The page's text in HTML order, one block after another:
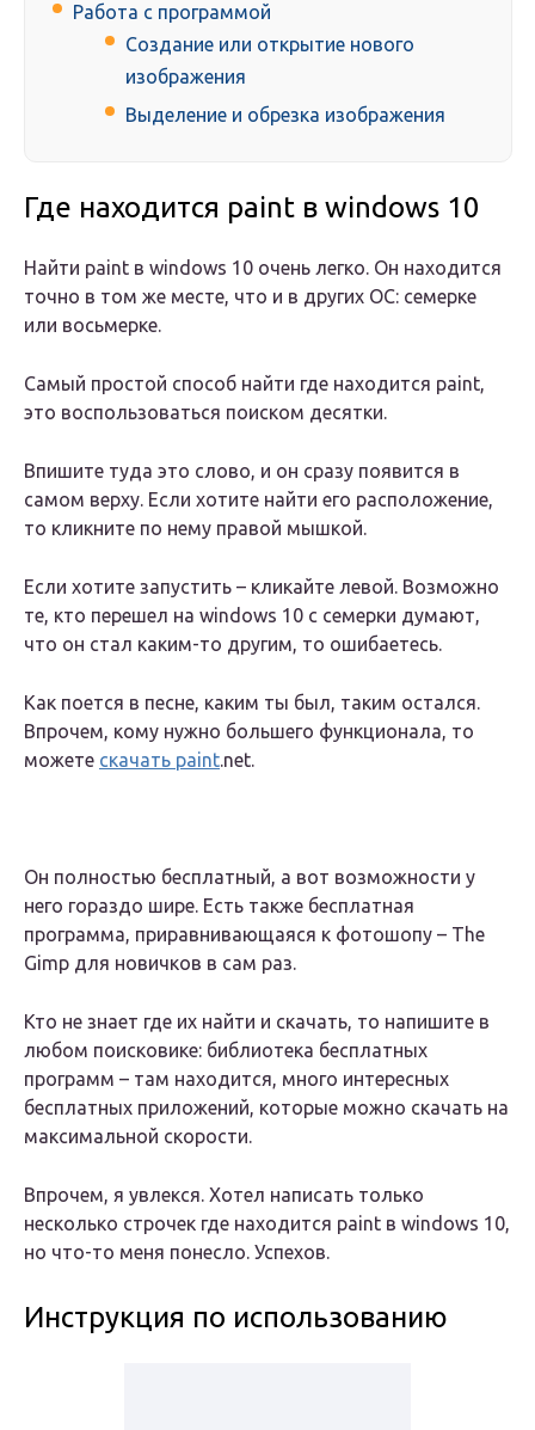
Работа с программой
Создание или открытие нового
изображения
Выделение и обрезка изображения
Где находится paint в windows 10
Найти paint в windows 10 очень легко. Он находится
точно в том же месте, что и в других ОС: семерке
или восьмерке.
Самый простой способ найти где находится paint,
это воспользоваться поиском десятки.
Впишите туда это слово, и он сразу появится в
самом верху. Если хотите найти его расположение,
то кликните по нему правой мышкой.
Если хотите запустить – кликайте левой. Возможно
те, кто перешел на windows 10 с семерки думают,
что он стал каким-то другим, то ошибаетесь.
Как поется в песне, каким ты был, таким остался.
Впрочем, кому нужно большего функционала, то
можете скачать paint.net.
Он полностью бесплатный, а вот возможности у
него гораздо шире. Есть также бесплатная
программа, приравнивающаяся к фотошопу – The
Gimp для новичков в сам раз.
Кто не знает где их найти и скачать, то напишите в
любом поисковике: библиотека бесплатных
программ – там находится, много интересных
бесплатных приложений, которые можно скачать на
максимальной скорости.
Впрочем, я увлекся. Хотел написать только
несколько строчек где находится paint в windows 10,
но что-то меня понесло. Успехов.
Инструкция по использованию